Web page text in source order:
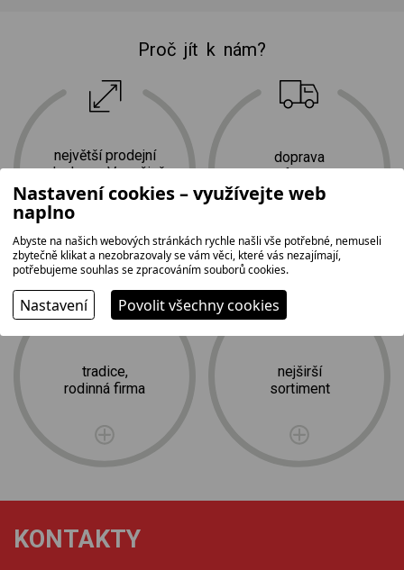
Proč jít k nám?
největší prodejní
plocha na Vysočině
1 500 m 2
tradice,
rodinná firma
doprava
a profesionální
instalace zdarma
nejširší
sortiment
KONTAKTY
Nastavení cookies – využívejte web
naplno
Abyste na našich webových stránkách rychle našli vše potřebné, nemuseli
zbytečně klikat a nezobrazovaly se vám věci, které vás nezajímají,
potřebujeme souhlas se zpracováním souborů cookies.
Nastavení Povolit všechny cookies